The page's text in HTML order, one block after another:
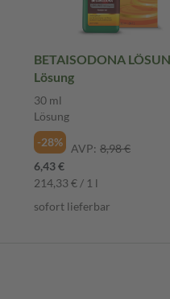
BETAISODONA
Lösung
30 ml
Lösung
-28%
AVP: 8,98 €
6,43 €
214,33 € / 1 l
sofort lieferbar